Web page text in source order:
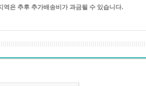
은 추후 추가배송비가 과금될 수 있습니다.